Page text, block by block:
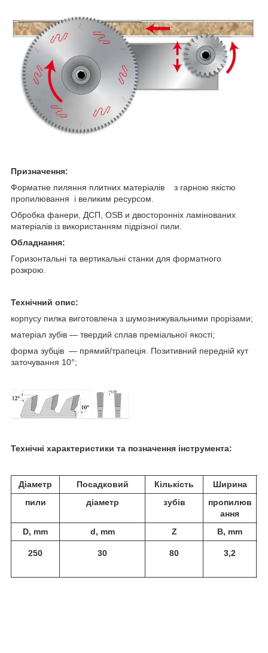
Призначення:
Форматне пиляння плитних матеріалів
з гарною якістю
пропилювання і великим ресурсом.
Обробка фанери, ДСП, OSB и двосторонніх ламінованих
матеріалів із використанням підрізної пили.
Обладнання:
Горизонтальні та вертикальні станки для форматного
розкрою.
Технічний опис:
корпусу пилка виготовлена з шумознижувальними прорізами;
матеріал зубів — твердий сплав преміальної якості;
форма зубців ― прямий/трапеція. Позитивний передній кут
заточування 10°;
Технічні характеристики та позначення інструмента:
Діаметр Посадковий Кількість
Ширина
пили
діаметр зубів
пропилюв
ання
D, mm
d, mm Z B, mm
250 30 80 3,2